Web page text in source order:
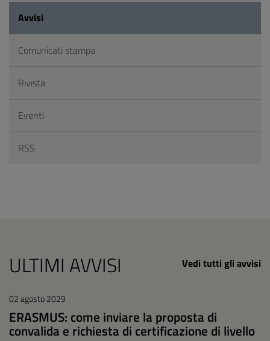
Avvisi
Comunicati stampa
Rivista
Eventi
RSS
ULTIMI AVVISI Vedi tutti gli avvisi
02 agosto 2029
ERASMUS: come inviare la proposta di
convalida e richiesta di certificazione di livello